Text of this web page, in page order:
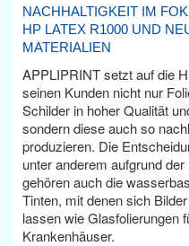
NACHHALTIGKEIT IM
HP LATEX R1000 UND
MATERIALIEN
APPLIPRINT setzt auf die
seinen Kunden nicht nur
Schilder in hoher Qualität
sondern diese auch so
produzieren. Die
unter anderem aufgrund
gehören auch die
Tinten, mit denen sich
lassen wie Glasfolierungen
Krankenhäuser.